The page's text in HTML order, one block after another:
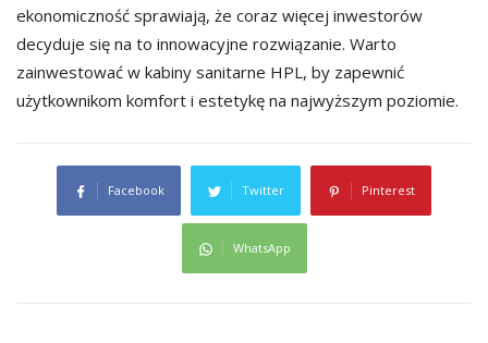
ekonomiczność sprawiają, że coraz więcej inwestorów
decyduje się na to innowacyjne rozwiązanie. Warto
zainwestować w kabiny sanitarne HPL, by zapewnić
użytkownikom komfort i estetykę na najwyższym poziomie.
Facebook Twitter Pinterest
WhatsApp